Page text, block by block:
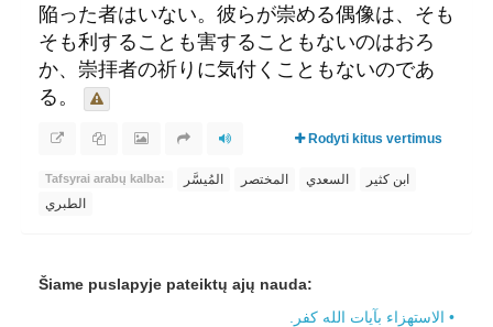
陥った者はいない。彼らが崇める偶像は、そも
そも利することも害することもないのはおろ
か、崇拝者の祈りに気付くこともないのであ
る。
Rodyti kitus vertimus
Tafsyrai arabų kalba: المُيسَّر المختصر السعدي
ابن كثير
الطبري
Šiame puslapyje pateiktų ajų nauda:
• الاستهزاء بآيات الله كفر.